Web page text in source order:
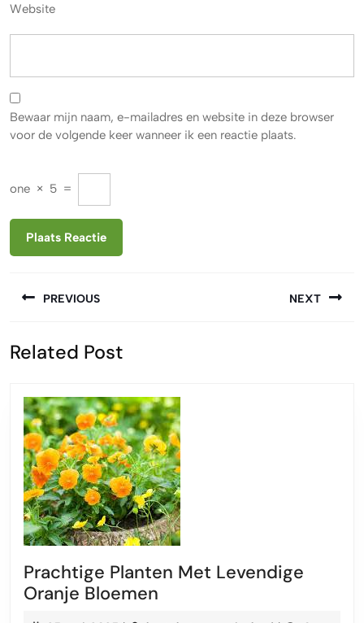
Website
Bewaar mijn naam, e-mailadres en website in deze browser
voor de volgende keer wanneer ik een reactie plaats.
one × 5 =
PREVIOUS
bericht:
NEXT
Related Post
Prachtige Planten Met Levendige
Oranje Bloemen